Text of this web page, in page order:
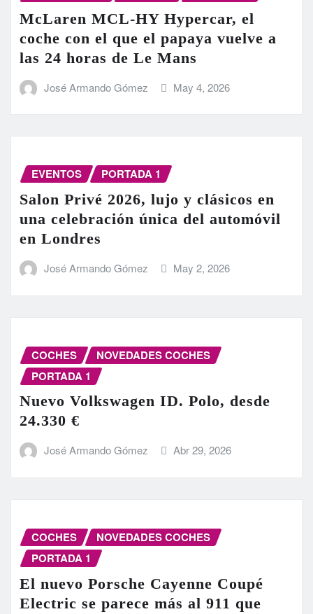
McLaren MCL-HY Hypercar, el
coche con el que el papaya vuelve a
las 24 horas de Le Mans
José Armando Gómez May 4, 2026
EVENTOS PORTADA 1
Salon Privé 2026, lujo y clásicos en
una celebración única del automóvil
en Londres
José Armando Gómez May 2, 2026
COCHES
NOVEDADES COCHES
PORTADA 1
Nuevo Volkswagen ID. Polo, desde
24.330 €
José Armando Gómez Abr 29, 2026
COCHES
NOVEDADES COCHES
PORTADA 1
El nuevo Porsche Cayenne Coupé
Electric se parece más al 911 que